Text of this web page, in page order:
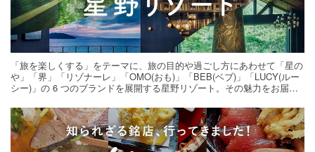
「旅を楽しくする」をテーマに、旅の目的や過ごし方にあわせて「星の
や」「界」「リゾナーレ」「OMO(おも)」「BEB(ベブ)」「LUCY(ルー
シー)」の 6 つのブランドを展開する星野リゾート。その魅力をお届け